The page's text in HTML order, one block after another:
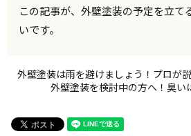
この記事が、外壁塗装の予定を立て
いです。
外壁塗装は雨を避けましょう！プロが
外壁塗装を検討中の方へ！臭い